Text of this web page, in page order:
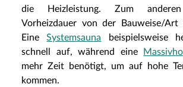
die Heizleistung. Zum
Vorheizdauer von der Bauweise/Art
EineSystemsauna beispielsweise
schnell auf, während eine
mehr Zeit benötigt, um auf hohe
kommen.